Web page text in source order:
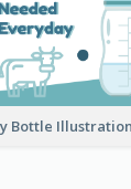
Bottle Illustration